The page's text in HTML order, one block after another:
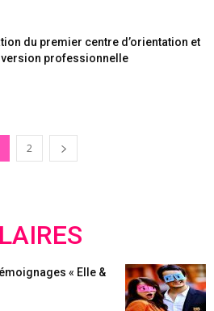
du premier centre d’orientation et
professionnelle
2
« Elle &